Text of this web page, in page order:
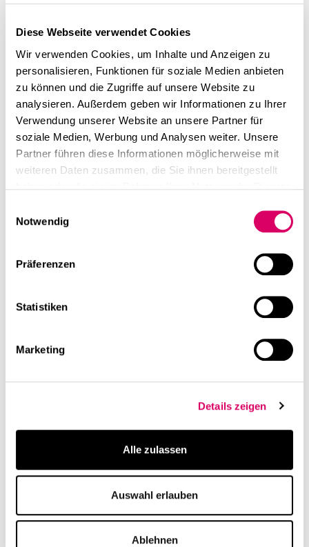
Diese Webseite verwendet Cookies
Wir verwenden Cookies, um Inhalte und Anzeigen zu
personalisieren, Funktionen für soziale Medien anbieten
zu können und die Zugriffe auf unsere Website zu
analysieren. Außerdem geben wir Informationen zu Ihrer
Verwendung unserer Website an unsere Partner für
soziale Medien, Werbung und Analysen weiter. Unsere
Partner führen diese Informationen möglicherweise mit
weiteren Daten zusammen, die Sie ihnen bereitgestellt
Notwendig
Präferenzen
Statistiken
Marketing
Details zeigen
Alle zulassen
Auswahl erlauben
Ablehnen